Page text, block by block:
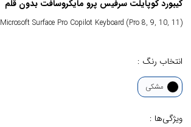
کیبورد کوپایلت سرفیس پرو مایکروسافت بدون قلم
Microsoft Surface Pro Copilot Keyboard (Pro 8, 9, 10, 11)
انتخاب رنگ :
مشکی
ویژگی‌ها :